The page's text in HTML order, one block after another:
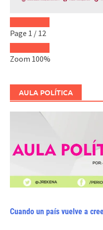
Page 1 / 12
Zoom 100%
AULA POLÍTICA
Cuando un país vuelve a